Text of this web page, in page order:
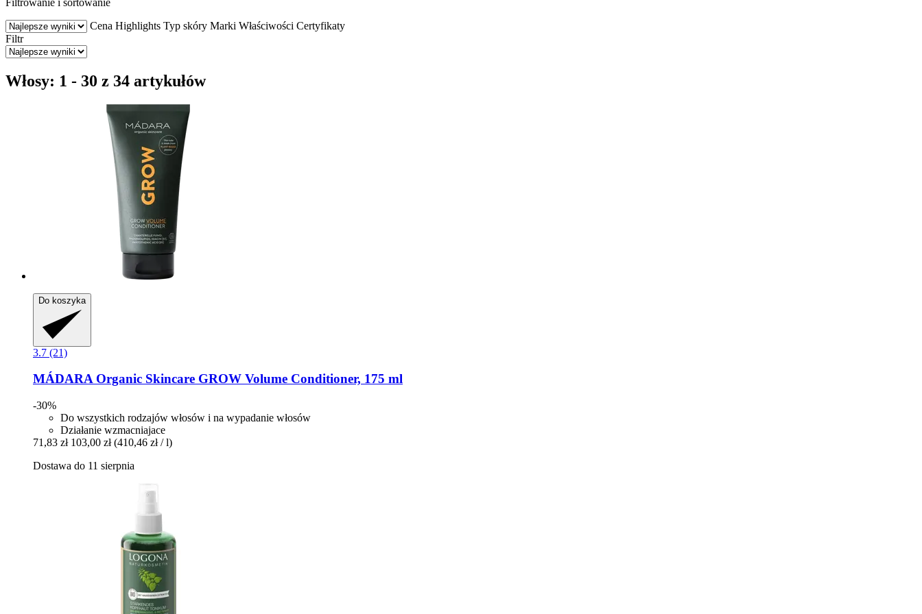
Cena Highlights Typ skóry Marki Właściwości Certyfikaty
Filtr
Włosy: 1 - 30 z 34 artykułów
Do koszyka
3.7 (21)
MÁDARA Organic Skincare GROW Volume Conditioner, 175 ml
-30%
Do wszystkich rodzajów włosów i na wypadanie włosów
Działanie wzmacniajace
71,83 zł 103,00 zł (410,46 zł / l)
Dostawa do 11 sierpnia